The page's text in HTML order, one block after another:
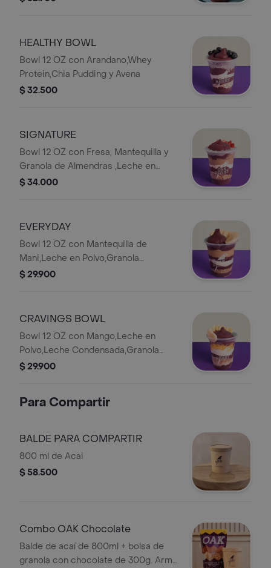
HEALTHY BOWL
Bowl 12 OZ con Arandano,Whey
Protein,Chia Pudding y Avena
$ 32.500
SIGNATURE
Bowl 12 OZ con Fresa, Mantequilla y
Granola de Almendras ,Leche en
Polvo y Chia Pudding
$ 34.000
EVERYDAY
Bowl 12 OZ con Mantequilla de
Mani,Leche en Polvo,Granola
Chocolate y Banano
$ 29.900
CRAVINGS BOWL
Bowl 12 OZ con Mango,Leche en
Polvo,Leche Condensada,Granola
Chocolate y Banano
$ 29.900
Para Compartir
BALDE PARA COMPARTIR
800 ml de Acai
$ 58.500
Combo OAK Chocolate
Balde de acaí de 800ml + bolsa de
granola con chocolate de 300g. Arma